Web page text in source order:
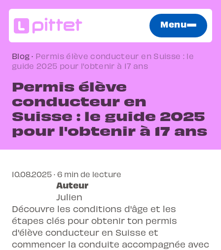
Menu
Blog · Permis élève conducteur en Suisse : le
guide 2025 pour l'obtenir à 17 ans
Permis élève
conducteur en
Suisse : le guide 2025
pour l'obtenir à 17 ans
Découvre les conditions d'âge et les
étapes clés pour obtenir ton permis
d'élève conducteur en Suisse et
commencer la conduite accompagnée avec
10.08.2025 · 6 min de lecture
Auteur
Julien